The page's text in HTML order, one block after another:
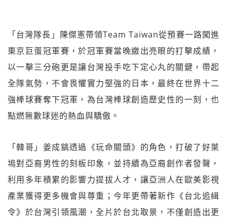
「台灣隊長」陳傑憲帶領Team Taiwan從預賽一路闖進
東京巨蛋冠軍賽，於冠軍賽當晚繳出亮眼的打擊成績，
以一擊三分砲更是讓台灣投手吃下定心丸的關鍵，帶起
全隊氣勢，不會畏懼實力堅強的日本，最終在世界十二
強棒球賽奪下冠軍，為台灣棒球創造歷史性的一刻，也
點燃無數球迷的熱血與驕傲。
「韓哥」姜成鎬透過《玩命關頭》的角色，打破了好萊
塢對亞裔男性的刻板印象，並持續為亞裔創作者發聲，
利用多年積累的影響力提拔人才，讓亞洲人在歐美影視
產業獲得更多機會與尊重；今年更帶著新作《台北追緝
令》於台灣引領風潮，全片於台北取景，不僅創造出更